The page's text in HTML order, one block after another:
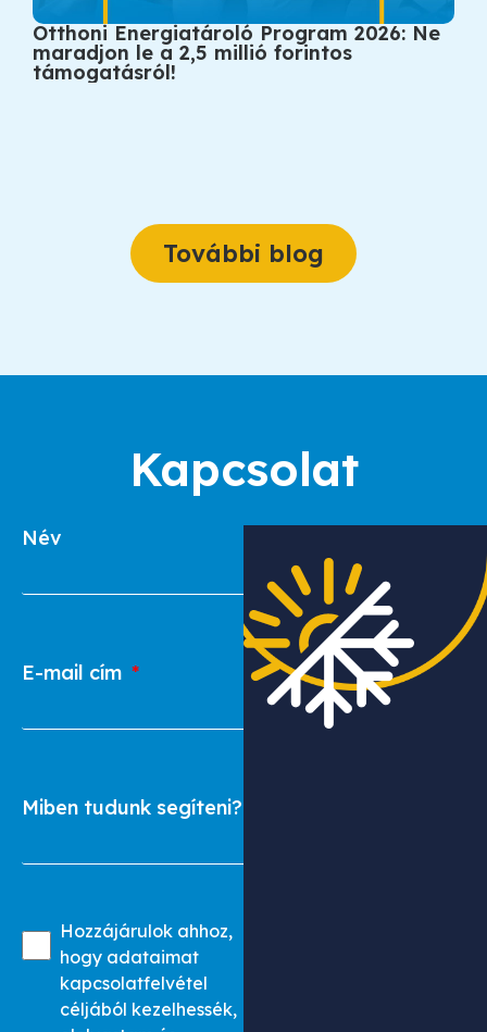
Otthoni Energiatároló Program 2026: Ne
maradjon le a 2,5 millió forintos
támogatásról!
További blog
Kapcsolat
Név
E-mail cím
Miben tudunk segíteni?
Hozzájárulok ahhoz,
hogy adataimat
kapcsolatfelvétel
céljából kezelhessék,